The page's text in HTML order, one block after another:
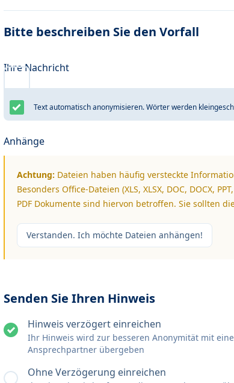
Bitte beschreiben Sie den Vorfall
Ihre Nachricht
Text automatisch anonymisieren. Wörter werden
Anhänge
Achtung: Dateien haben häufig versteckte
Besonders Office-Dateien (XLS, XLSX, DOC, DOCX,
PDF Dokumente sind hiervon betroffen. Sie sollten
Verstanden. Ich möchte Dateien anhängen!
Senden Sie Ihren Hinweis
Hinweis verzögert einreichen
Ihr Hinweis wird zur besseren Anonymität mit
Ansprechpartner übergeben
Ohne Verzögerung einreichen